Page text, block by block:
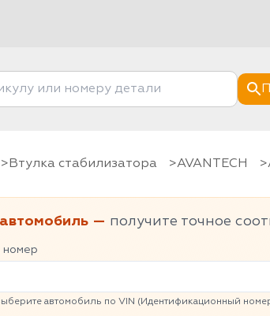
Втулка стабилизатора AVANTECH
— получите точное
номер
автомобиль по VIN (Идентификационный